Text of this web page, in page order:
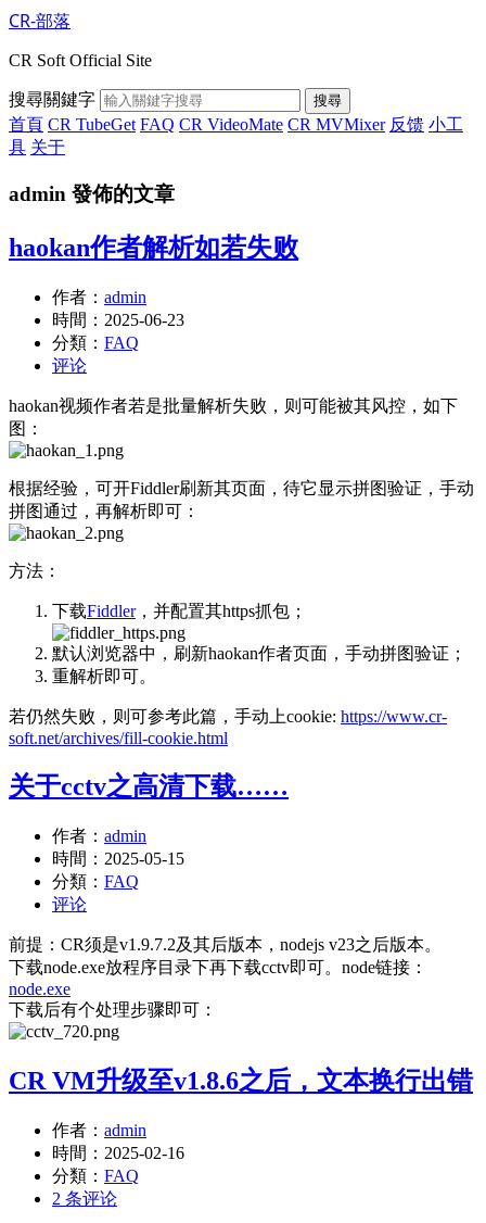
CR-部落
CR Soft Official Site
搜尋關鍵字 搜尋
首頁 CR TubeGet FAQ CR VideoMate CR MVMixer 反馈 小工
具 关于
admin 發佈的文章
haokan作者解析如若失败
作者： admin
時間： 2025-06-23
分類： FAQ
评论
haokan视频作者若是批量解析失败，则可能被其风控，如下
图：
根据经验，可开Fiddler刷新其页面，待它显示拼图验证，手动
拼图通过，再解析即可：
方法：
下载Fiddler，并配置其https抓包；
默认浏览器中，刷新haokan作者页面，手动拼图验证；
重解析即可。
若仍然失败，则可参考此篇，手动上cookie: https://www.cr-
soft.net/archives/fill-cookie.html
关于cctv之高清下载……
作者： admin
時間： 2025-05-15
分類： FAQ
评论
前提：CR须是v1.9.7.2及其后版本，nodejs v23之后版本。
下载node.exe放程序目录下再下载cctv即可。node链接：
node.exe
下载后有个处理步骤即可：
CR VM升级至v1.8.6之后，文本换行出错
作者： admin
時間： 2025-02-16
分類： FAQ
2 条评论